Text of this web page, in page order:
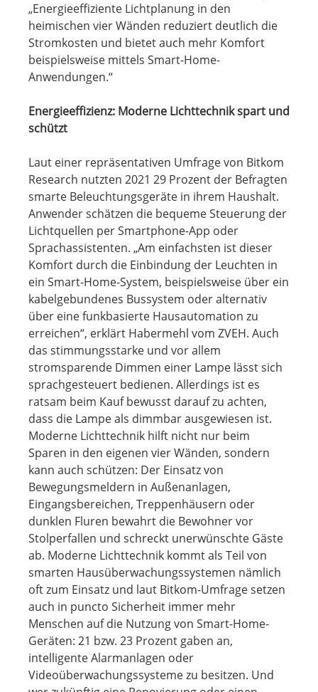
„Energieeffiziente Lichtplanung in den
heimischen vier Wänden reduziert deutlich die
Stromkosten und bietet auch mehr Komfort
beispielsweise mittels Smart-Home-
Anwendungen.“
Energieeffizienz: Moderne Lichttechnik spart und
schützt
Laut einer repräsentativen Umfrage von Bitkom
Research nutzten 2021 29 Prozent der Befragten
smarte Beleuchtungsgeräte in ihrem Haushalt.
Anwender schätzen die bequeme Steuerung der
Lichtquellen per Smartphone-App oder
Sprachassistenten. „Am einfachsten ist dieser
Komfort durch die Einbindung der Leuchten in
ein Smart-Home-System, beispielsweise über ein
kabelgebundenes Bussystem oder alternativ
über eine funkbasierte Hausautomation zu
erreichen“, erklärt Habermehl vom ZVEH. Auch
das stimmungsstarke und vor allem
stromsparende Dimmen einer Lampe lässt sich
sprachgesteuert bedienen. Allerdings ist es
ratsam beim Kauf bewusst darauf zu achten,
dass die Lampe als dimmbar ausgewiesen ist.
Moderne Lichttechnik hilft nicht nur beim
Sparen in den eigenen vier Wänden, sondern
kann auch schützen: Der Einsatz von
Bewegungsmeldern in Außenanlagen,
Eingangsbereichen, Treppenhäusern oder
dunklen Fluren bewahrt die Bewohner vor
Stolperfallen und schreckt unerwünschte Gäste
ab. Moderne Lichttechnik kommt als Teil von
smarten Hausüberwachungssystemen nämlich
oft zum Einsatz und laut Bitkom-Umfrage setzen
auch in puncto Sicherheit immer mehr
Menschen auf die Nutzung von Smart-Home-
Geräten: 21 bzw. 23 Prozent gaben an,
intelligente Alarmanlagen oder
Videoüberwachungssysteme zu besitzen. Und